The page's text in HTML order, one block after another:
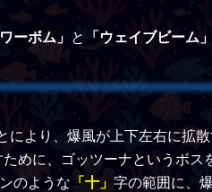
ーボム」 と 「ウェイブビーム」
より、爆風が上下左右に拡散
めに、ゴッツーナというボス
のような 「十」 字の範囲に、